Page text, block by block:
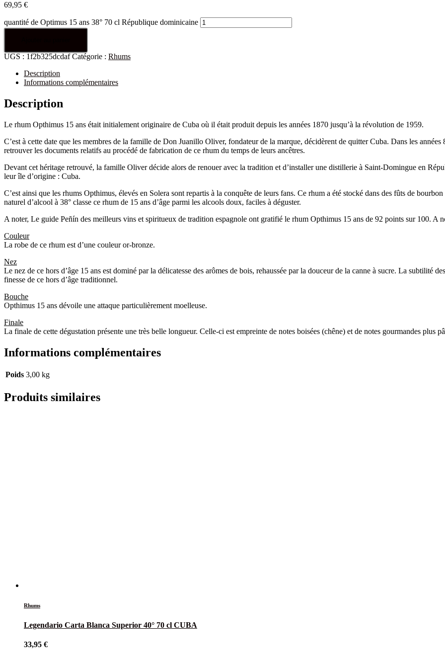
69,95 €
quantité de Optimus 15 ans 38° 70 cl République dominicaine
UGS : 1f2b325dcdaf Catégorie : Rhums
Description
Informations complémentaires
Description
Le rhum Opthimus 15 ans était initialement originaire de Cuba où il était produit depuis les années 1870 jusqu’à la révolution de 1959.
C’est à cette date que les membres de la famille de Don Juanillo Oliver, fondateur de la marque, décidèrent de quitter Cuba. Dans les
retrouver les documents relatifs au procédé de fabrication de ce rhum du temps de leurs ancêtres.
Devant cet héritage retrouvé, la famille Oliver décide alors de renouer avec la tradition et d’installer une distillerie à Saint-Domingue en
leur île d’origine : Cuba.
C’est ainsi que les rhums Opthimus, élevés en Solera sont repartis à la conquête de leurs fans. Ce rhum a été stocké dans des fûts de
naturel d’alcool à 38° classe ce rhum de 15 ans d’âge parmi les alcools doux, faciles à déguster.
A noter, Le guide Peñín des meilleurs vins et spiritueux de tradition espagnole ont gratifié le rhum Opthimus 15 ans de 92 points sur 100. A
Couleur
La robe de ce rhum est d’une couleur or-bronze.
Nez
Le nez de ce hors d’âge 15 ans est dominé par la délicatesse des arômes de bois, rehaussée par la douceur de la canne à sucre. La subtilité
finesse de ce hors d’âge traditionnel.
Bouche
Opthimus 15 ans dévoile une attaque particulièrement moelleuse.
Finale
La finale de cette dégustation présente une très belle longueur. Celle-ci est empreinte de notes boisées (chêne) et de notes gourmandes plus
Informations complémentaires
Poids 3,00 kg
Produits similaires
Rhums
Legendario Carta Blanca Superior 40° 70 cl CUBA
33,95 €